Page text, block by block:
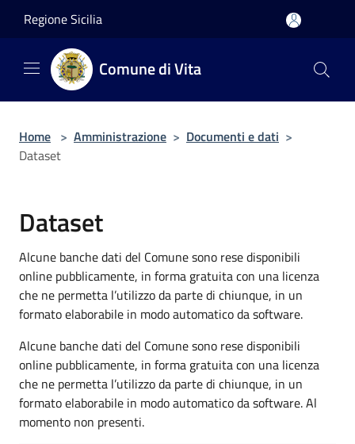
Regione Sicilia
Comune di Vita
Home > Amministrazione > Documenti e dati >
Dataset
Dataset
Alcune banche dati del Comune sono rese disponibili
online pubblicamente, in forma gratuita con una licenza
che ne permetta l’utilizzo da parte di chiunque, in un
formato elaborabile in modo automatico da software.
Alcune banche dati del Comune sono rese disponibili
online pubblicamente, in forma gratuita con una licenza
che ne permetta l’utilizzo da parte di chiunque, in un
formato elaborabile in modo automatico da software. Al
momento non presenti.